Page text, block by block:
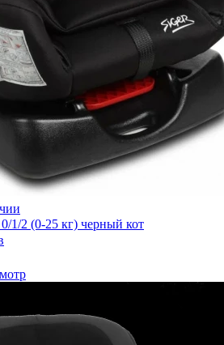
1/2 (0-25 кг) черный кот